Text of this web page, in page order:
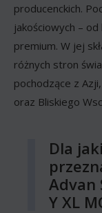
producenckich.
jakościowych –
premium. W jej
różnych stron
pochodzące z
oraz Bliskiego
Dla
Advan
Y XL